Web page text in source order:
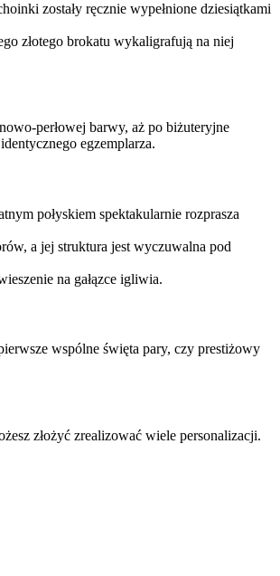
zostały ręcznie wypełnione dziesiątkami
złotego brokatu wykaligrafują na niej
perłowej barwy, aż po biżuteryjne
egzemplarza.
połyskiem spektakularnie rozprasza
a jej struktura jest wyczuwalna pod
na gałązce igliwia.
wspólne święta pary, czy prestiżowy
złożyć zrealizować wiele personalizacji.